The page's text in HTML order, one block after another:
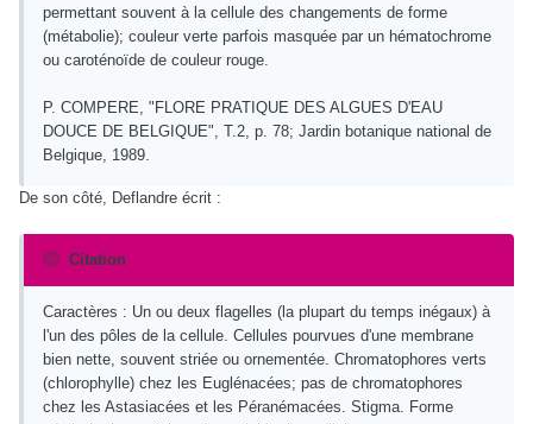
permettant souvent à la cellule des changements de forme
(métabolie); couleur verte parfois masquée par un hématochrome
ou caroténoïde de couleur rouge.
P. COMPERE, "FLORE PRATIQUE DES ALGUES D'EAU
DOUCE DE BELGIQUE", T.2, p. 78; Jardin botanique national de
Belgique, 1989.
De son côté, Deflandre écrit :
Citation
Caractères : Un ou deux flagelles (la plupart du temps inégaux) à
l'un des pôles de la cellule. Cellules pourvues d'une membrane
bien nette, souvent striée ou ornementée. Chromatophores verts
(chlorophylle) chez les Euglénacées; pas de chromatophores
chez les Astasiacées et les Péranémacées. Stigma. Forme